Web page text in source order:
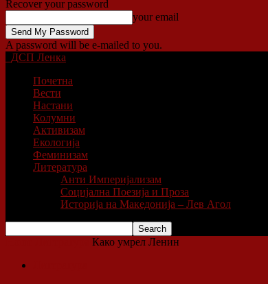
Recover your password
your email
A password will be e-mailed to you.
ДСП Ленка
Почетна
Вести
Настани
Колумни
Активизам
Екологија
Феминизам
Литература
Анти Империјализам
Социјална Поезија и Проза
Историја на Македонија – Лев Агол
Како умрел Ленин